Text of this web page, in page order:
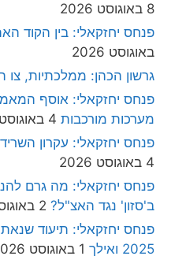
8 באוגוסט 2026
פנחס יחזקאלי: בין הקוד
באוגוסט 2026
גרשון הכהן: ממלכתיות, צו
פנחס יחזקאלי: אוסף
מערכות מורכבות 4 באוגוסט 2026
פנחס יחזקאלי: עקרון
4 באוגוסט 2026
פנחס יחזקאלי: מה גרם
ב'סזון' נגד האצ"ל? 2 באוגוסט 2026
פנחס יחזקאלי: תיעוד שנאת
2025 ואילך
1 באוגוסט 2026